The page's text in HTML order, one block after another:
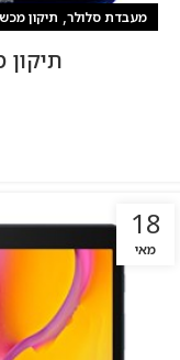
מעבדת סלולר, תיקון
תיקון
18
מאי